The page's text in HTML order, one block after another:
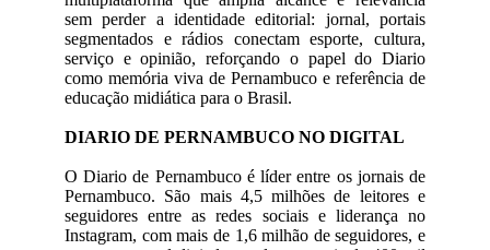
sem perder a identidade editorial: jornal, portais
segmentados e rádios conectam esporte, cultura,
serviço e opinião, reforçando o papel do Diario
como memória viva de Pernambuco e referência de
educação midiática para o Brasil.
DIARIO DE PERNAMBUCO NO DIGITAL
O Diario de Pernambuco é líder entre os jornais de
Pernambuco. São mais 4,5 milhões de leitores e
seguidores entre as redes sociais e liderança no
Instagram, com mais de 1,6 milhão de seguidores, e